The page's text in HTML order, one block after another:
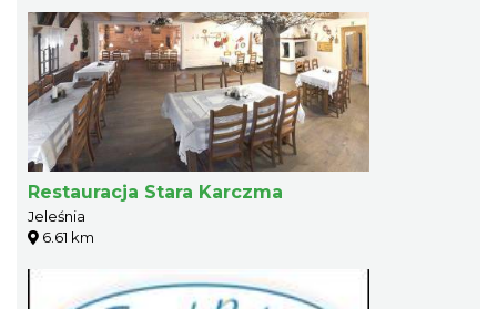
Restauracja Stara Karczma
Jeleśnia
6.61 km